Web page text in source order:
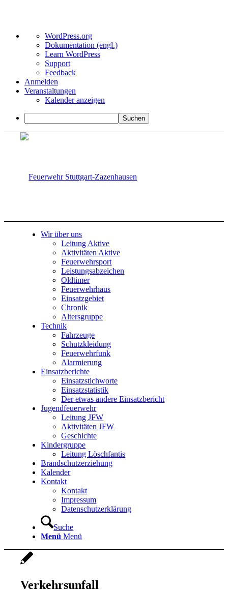
Über
WordPress
WordPress.org
Dokumentation (engl.)
Learn WordPress
Support
Feedback
Anmelden
Veranstaltungen
Kalender anzeigen
Suchen
Wir über uns
Leitung Aktive
Aktivitäten Aktive
Feuerwehrsport
Leistungsabzeichen
Oldtimer
Feuerwehrhaus
Einsatzgebiet
Chronik
Altersgruppe
Technik
Fahrzeuge
Schutzkleidung
Feuerwehrfunk
Alarmierung
Einsatzberichte
Einsatzstichworte
Einsatzstatistik
Der etwas andere Einsatzbericht
Jugendfeuerwehr
Leitung JFW
Aktivitäten JFW
Geschichte
Kindergruppe
Leitung Löschfantis
Brandschutzerziehung
Kalender
Kontakt
Kontakt
Impressum
Datenschutzerklärung
Suche
Menü Menü
Verkehrsunfall